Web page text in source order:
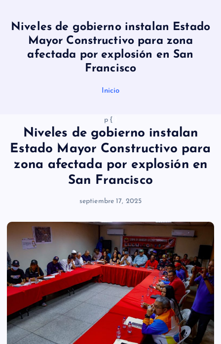
Niveles de gobierno instalan Estado
Mayor Constructivo para zona
afectada por explosión en San
Francisco
Inicio
p {
Niveles de gobierno instalan
Estado Mayor Constructivo para
zona afectada por explosión en
San Francisco
septiembre 17, 2025